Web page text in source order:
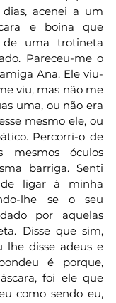
acenei a um
e boina que
uma trotineta
Pareceu-me o
Ana. Ele viu-
viu, mas não me
uma, ou não era
mesmo ele, ou
Percorri-o de
óculos
barriga. Senti
de ligar à minha
lhe se o seu
por aquelas
Disse que sim,
lhe disse adeus e
é porque,
foi ele que
como sendo eu,